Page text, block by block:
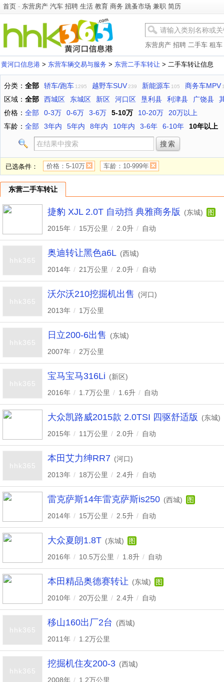
首页 - 东营房产 汽车 招聘 生活 教育 商务 跳蚤市场 兼职 简历
东营房产 招聘 二手车 租车
黄河口信息港 > 东营车辆交易与服务 > 东营二手车转让 > 二手车转让信息
分类： 全部 轿车/跑车 1295 越野车SUV 239 新能源车 105 商务车MPV
区域： 全部 西城区 东城区 新区 河口区 垦利县 利津县 广饶县
价格： 全部 0-3万 0-6万 3-6万 5-10万 10-20万
20万以上
车龄： 全部 3年内 5年内 8年内 10年内 3-6年 6-10年 10年以上
已选条件： 价格：5-10万 车龄：10-999年
东营二手车转让
捷豹 XJL 2.0T 自动挡 典雅商务版 (东城)
图
2015年 / 15万公里 / 2.0升 / 自动
hhk365
奥迪转让黑色a6L (西城)
2014年 / 21万公里 / 2.0升 / 自动
hhk365
沃尔沃210挖掘机出售
(河口)
2013年 / 1万公里
hhk365
日立200-6出售
(东城)
2007年 / 2万公里
hhk365
宝马宝马316Li (新区)
2016年 / 1.7万公里 / 1.6升 / 自动
大众凯路威2015款 2.0TSI 四驱舒适版
(东城)
2015年 / 11万公里 / 2.0升 / 自动
hhk365
本田艾力绅RR7 (河口)
2013年 / 18万公里 / 2.4升 / 自动
雷克萨斯14年雷克萨斯is250 (西城)
图
2014年 / 15万公里 / 2.5升 / 自动
大众夏朗1.8T (东城)
图
2016年 / 10.5万公里 / 1.8升 / 自动
本田精品奥德赛转让 (东城)
图
2010年 / 20万公里 / 2.4升 / 自动
hhk365
移山160出厂2台
(西城)
2011年 / 1.2万公里
hhk365
挖掘机住友200-3 (西城)
2008年 / 1.2万公里